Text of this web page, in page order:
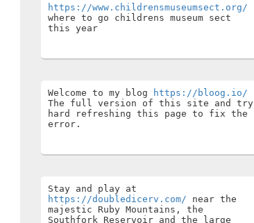
https://www.childrensmuseumsect.org/
where to go childrens museum sect
this year
Welcome to my blog
https://bloog.io/
The full version of this site and try
hard refreshing this page to fix the
error.
https://doubledicerv.com/ near the
majestic Ruby Mountains, the
Southfork Reservoir and the large